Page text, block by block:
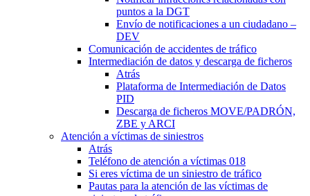
puntos a la DGT
Envío de notificaciones a un ciudadano –
DEV
Comunicación de accidentes de tráfico
Intermediación de datos y descarga de ficheros
Atrás
Plataforma de Intermediación de Datos
PID
Descarga de ficheros MOVE/PADRÓN,
ZBE y ARCI
Atención a víctimas de siniestros
Atrás
Teléfono de atención a víctimas 018
Si eres víctima de un siniestro de tráfico
Pautas para la atención de las víctimas de